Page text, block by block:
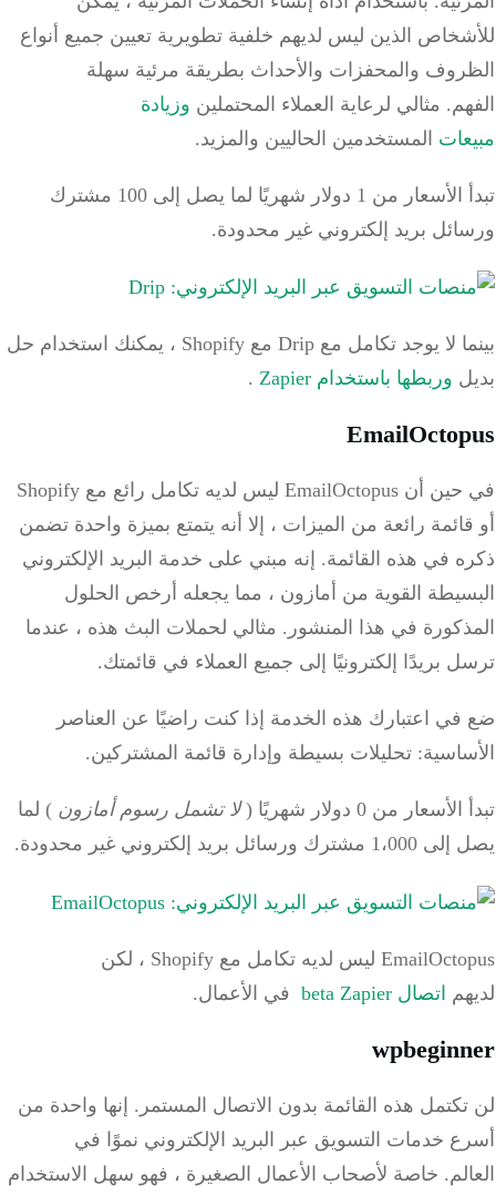
الذين ليس لديهم خلفية تطويرية تعيين جميع أنواع
والمحفزات والأحداث بطريقة مرئية سهلة
مثالي لرعاية العملاء المحتملينوزيادة
المستخدمين الحاليين والمزيد.
تبدأ الأسعار من 1 دولار شهريًا لما يصل إلى 100 مشترك
بريد إلكتروني غير محدودة.
بينما لا يوجد تكامل مع Drip مع Shopify ، يمكنك استخدام حل
وربطها باستخدام Zapier .
في حين أن EmailOctopus ليس لديه تكامل رائع مع Shopify
رائعة من الميزات ، إلا أنه يتمتع بميزة واحدة تضمن
في هذه القائمة.إنه مبني على خدمة البريد الإلكتروني
القوية من أمازون ، مما يجعله أرخص الحلول
في هذا المنشور.مثالي لحملات البث هذه ، عندما
بريدًا إلكترونيًا إلى جميع العملاء في قائمتك.
اعتبارك هذه الخدمة إذا كنت راضيًا عن العناصر
تحليلات بسيطة وإدارة قائمة المشتركين.
من 0 دولار شهريًا ( لا تشمل رسوم أمازون ) لما
بريد إلكتروني غير محدودة.
EmailOctopus ليس لديه تكامل مع Shopify ، لكن
اتصال beta Zapier في الأعمال.
هذه القائمة بدون الاتصال المستمر.إنها واحدة من
خدمات التسويق عبر البريد الإلكتروني نموًا في
خاصة لأصحاب الأعمال الصغيرة ، فهو سهل الاستخدام